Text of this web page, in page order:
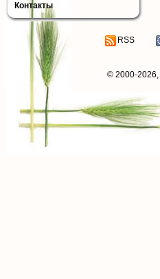
Контакты
RSS
© 2000-2026,